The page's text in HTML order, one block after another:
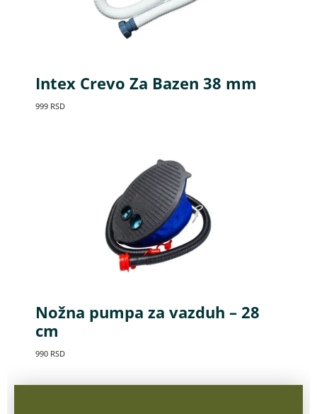
Intex Crevo Za Bazen 38 mm
999 RSD
Nožna pumpa za vazduh – 28
cm
990 RSD